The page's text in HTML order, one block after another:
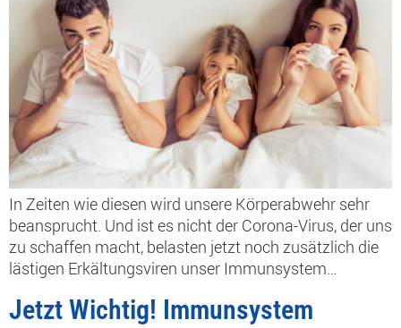
In Zeiten wie diesen wird unsere Körperabwehr sehr
beansprucht. Und ist es nicht der Corona-Virus, der uns
zu schaffen macht, belasten jetzt noch zusätzlich die
lästigen Erkältungsviren unser Immunsystem…
Jetzt Wichtig! Immunsystem